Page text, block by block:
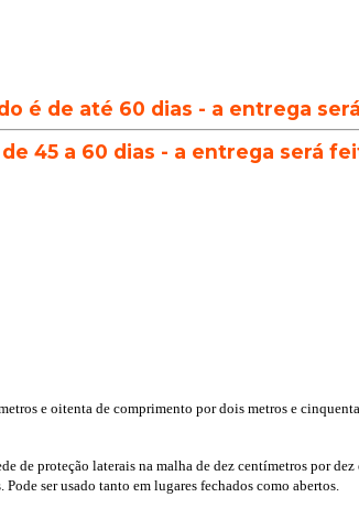
é de até 60 dias - a entrega
45 a 60 dias - a entrega será
e oitenta de comprimento por dois metros e
de proteção laterais na malha de dez centímetros por
ser usado tanto em lugares fechados como abertos.